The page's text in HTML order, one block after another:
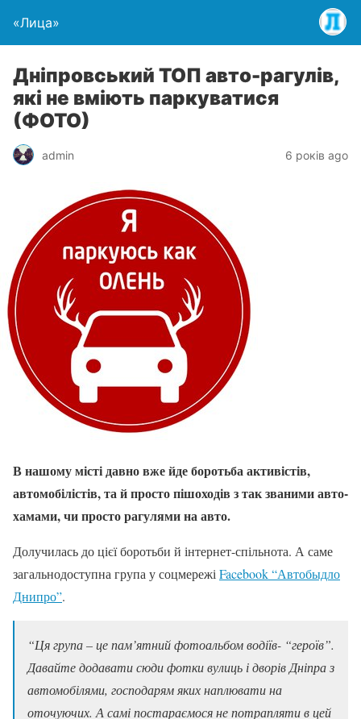
«Лица»
Дніпровський ТОП авто-рагулів,
які не вміють паркуватися
(ФОТО)
admin 6 років ago
В нашому місті давно вже йде боротьба активістів,
автомобілістів, та й просто пішоходів з так званими авто-
хамами, чи просто рагулями на авто.
Долучилась до цієї боротьби й інтернет-спільнота. А саме
загальнодоступна група у соцмережі Facebook “Автобыдло
Днипро”.
“Ця група – це пам’ятний фотоальбом водіїв- “героїв”.
Давайте додавати сюди фотки вулиць і дворів Дніпра з
автомобілями, господарям яких наплювати на
оточуючих. А самі постараємося не потрапляти в цей